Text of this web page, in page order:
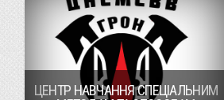
ЦЕНТР НАВЧАННЯ СПЕЦІАЛЬНИМ